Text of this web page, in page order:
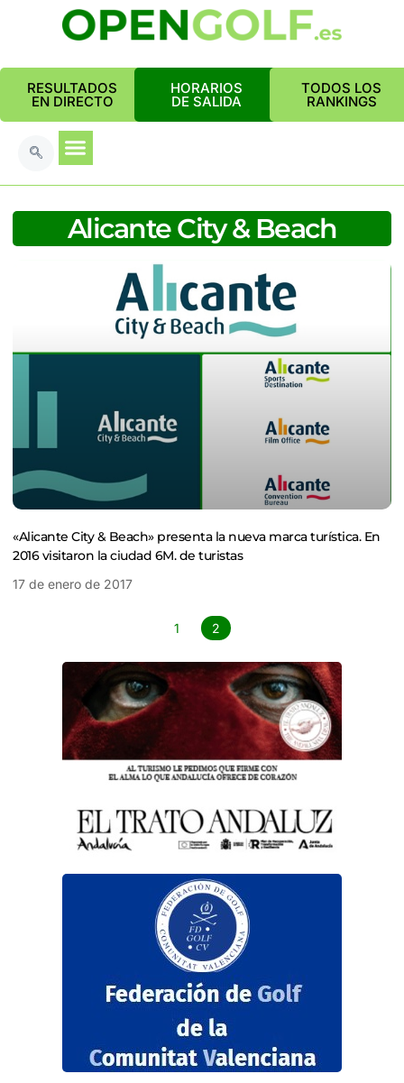
RESULTADOS
EN DIRECTO
HORARIOS
DE SALIDA
TODOS LOS
RANKINGS
Alicante City & Beach
«Alicante City & Beach» presenta la nueva marca turística. En
2016 visitaron la ciudad 6M. de turistas
17 de enero de 2017
1 2